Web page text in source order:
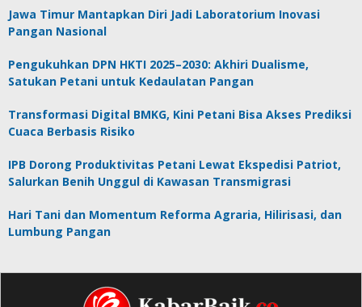
Jawa Timur Mantapkan Diri Jadi Laboratorium Inovasi
Pangan Nasional
Pengukuhkan DPN HKTI 2025–2030: Akhiri Dualisme,
Satukan Petani untuk Kedaulatan Pangan
Transformasi Digital BMKG, Kini Petani Bisa Akses Prediksi
Cuaca Berbasis Risiko
IPB Dorong Produktivitas Petani Lewat Ekspedisi Patriot,
Salurkan Benih Unggul di Kawasan Transmigrasi
Hari Tani dan Momentum Reforma Agraria, Hilirisasi, dan
Lumbung Pangan